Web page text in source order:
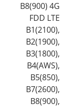
B8(900) 4G
FDD LTE
B1(2100),
B2(1900),
B3(1800),
B4(AWS),
B5(850),
B7(2600),
B8(900),